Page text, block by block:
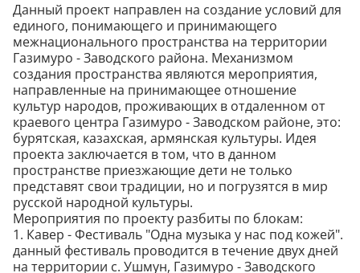
Данный проект направлен на создание условий для
единого, понимающего и принимающего
межнационального пространства на территории
Газимуро - Заводского района. Механизмом
создания пространства являются мероприятия,
направленные на принимающее отношение
культур народов, проживающих в отдаленном от
краевого центра Газимуро - Заводском районе, это:
бурятская, казахская, армянская культуры. Идея
проекта заключается в том, что в данном
пространстве приезжающие дети не только
представят свои традиции, но и погрузятся в мир
русской народной культуры.
Мероприятия по проекту разбиты по блокам:
1. Кавер - Фестиваль "Одна музыка у нас под кожей".
данный фестиваль проводится в течение двух дней
на территории с. Ушмун, Газимуро - Заводского